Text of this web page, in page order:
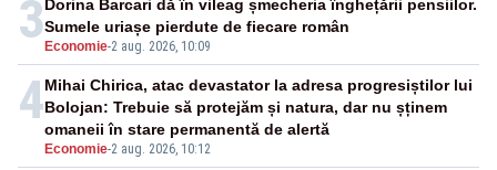
3 Economie-2 aug. 2026, 10:09
Dorina Barcari dă în vileag șmecheria înghețării pensiilor.
Sumele uriașe pierdute de fiecare român
4
Economie-2 aug. 2026, 10:12
Mihai Chirica, atac devastator la adresa progresiștilor lui
Bolojan: Trebuie să protejăm și natura, dar nu șținem
omaneii în stare permanentă de alertă